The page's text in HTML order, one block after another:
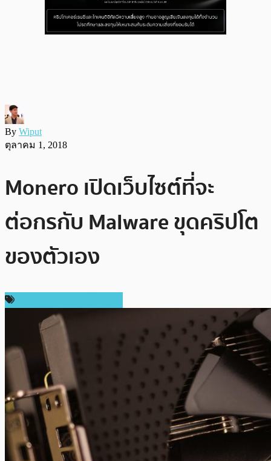
By Wiput
ตุลาคม 1, 2018
Monero เปิดเว็บไซต์ที่จะ
ต่อกรกับ Malware ขุดคริปโต
ของตัวเอง